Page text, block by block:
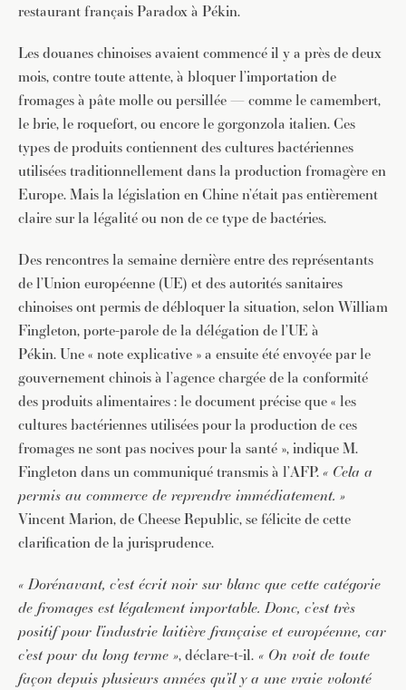
restaurant français Paradox à Pékin.
Les douanes chinoises avaient commencé il y a près de deux
mois, contre toute attente, à bloquer l’importation de
fromages à pâte molle ou persillée — comme le camembert,
le brie, le roquefort, ou encore le gorgonzola italien. Ces
types de produits contiennent des cultures bactériennes
utilisées traditionnellement dans la production fromagère en
Europe. Mais la législation en Chine n’était pas entièrement
claire sur la légalité ou non de ce type de bactéries.
Des rencontres la semaine dernière entre des représentants
de l’Union européenne (UE) et des autorités sanitaires
chinoises ont permis de débloquer la situation, selon William
Fingleton, porte-parole de la délégation de l’UE à
Pékin. Une « note explicative » a ensuite été envoyée par le
gouvernement chinois à l’agence chargée de la conformité
des produits alimentaires : le document précise que « les
cultures bactériennes utilisées pour la production de ces
fromages ne sont pas nocives pour la santé », indique M.
Fingleton dans un communiqué transmis à l’AFP. « Cela a
permis au commerce de reprendre immédiatement. »
Vincent Marion, de Cheese Republic, se félicite de cette
clarification de la jurisprudence.
« Dorénavant, c’est écrit noir sur blanc que cette catégorie
de fromages est légalement importable. Donc, c’est très
positif pour l’industrie laitière française et européenne, car
c’est pour du long terme », déclare-t-il. « On voit de toute
façon depuis plusieurs années qu’il y a une vraie volonté